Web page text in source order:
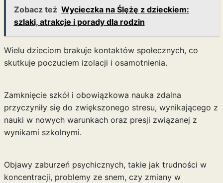
Zobacz też Wycieczka na Ślężę z dzieckiem:
szlaki, atrakcje i porady dla rodzin
Wielu dzieciom brakuje kontaktów społecznych, co
skutkuje poczuciem izolacji i osamotnienia.
Zamknięcie szkół i obowiązkowa nauka zdalna
przyczyniły się do zwiększonego stresu, wynikającego z
nauki w nowych warunkach oraz presji związanej z
wynikami szkolnymi.
Objawy zaburzeń psychicznych, takie jak trudności w
koncentracji, problemy ze snem, czy zmiany w